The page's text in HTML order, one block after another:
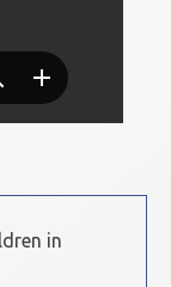
in